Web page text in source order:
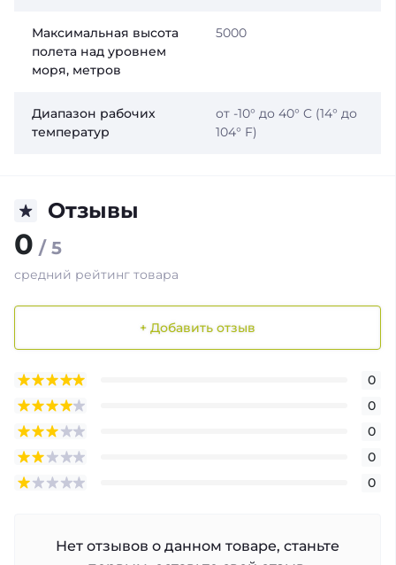
Максимальная высота
полета над уровнем
моря, метров
5000
Диапазон рабочих
температур
от -10° до 40° C (14° до
104° F)
Отзывы
0 / 5
средний рейтинг товара
+ Добавить отзыв
0
0
0
0
0
Нет отзывов о данном товаре, станьте